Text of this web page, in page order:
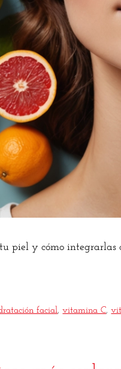
piel y cómo
facial,vitamina C,